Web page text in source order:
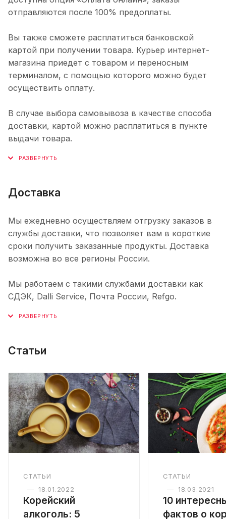
отправляются после 100% предоплаты.
Вы также сможете расплатиться банковской
картой при получении товара. Курьер интернет-
магазина приедет с товаром и переносным
терминалом, с помощью которого можно будет
осуществить оплату.
В случае выбора самовывоза в качестве способа
доставки, картой можно расплатиться в пункте
выдачи товара.
Доставка
Мы ежедневно осуществляем отгрузку заказов в
службы доставки, что позволяет вам в короткие
сроки получить заказанные продукты. Доставка
возможна во все регионы России.
Мы работаем с такими службами доставки как
СДЭК, Dalli Service, Почта России, Refgo.
Статьи
СТАТЬИ
— 18.01.2022
Корейский
алкоголь: 5
СТАТЬИ
— 18.03.2021
10
фактов о